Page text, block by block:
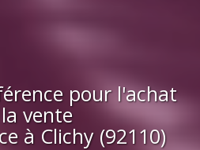
pour l'achat
vente
à Clichy (92110)